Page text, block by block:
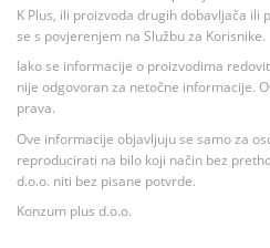
K Plus, ili proizvoda drugih dobavljača
se s povjerenjem na Službu za Korisnike.
Iako se informacije o proizvodima
nije odgovoran za netočne informacije.
prava.
Ove informacije objavljuju se samo za
reproducirati na bilo koji način bez
d.o.o. niti bez pisane potvrde.
Konzum plus d.o.o.